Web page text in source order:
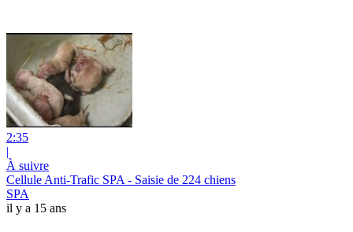
2:35
|
À suivre
Cellule Anti-Trafic SPA - Saisie de 224 chiens
SPA
il y a 15 ans